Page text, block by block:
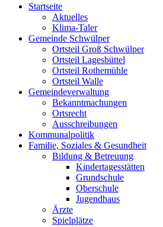
Startseite
Aktuelles
Klima-Taler
Gemeinde Schwülper
Ortsteil Groß Schwülper
Ortsteil Lagesbüttel
Ortsteil Rothemühle
Ortsteil Walle
Gemeindeverwaltung
Bekanntmachungen
Ortsrecht
Ausschreibungen
Kommunalpolitik
Familie, Soziales & Gesundheit
Bildung & Betreuung
Kindertagesstätten
Grundschule
Oberschule
Jugendhaus
Ärzte
Spielplätze